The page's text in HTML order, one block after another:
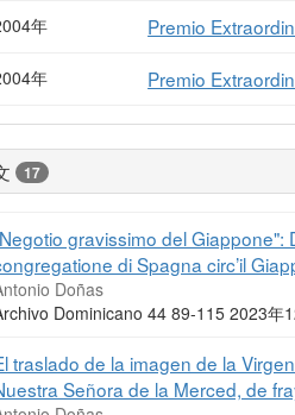
年 Premio
年 Premio
17
gravissimo del Giappone":
di Spagna circ’il
Doñas
Dominicano 44 89-115 2023年
traslado de la imagen de la
Señora de la Merced, de